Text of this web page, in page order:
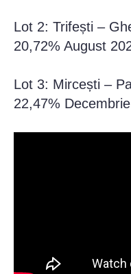
Lot 2: Trifești –
20,72% August
Lot 3: Mircești –
22,47%